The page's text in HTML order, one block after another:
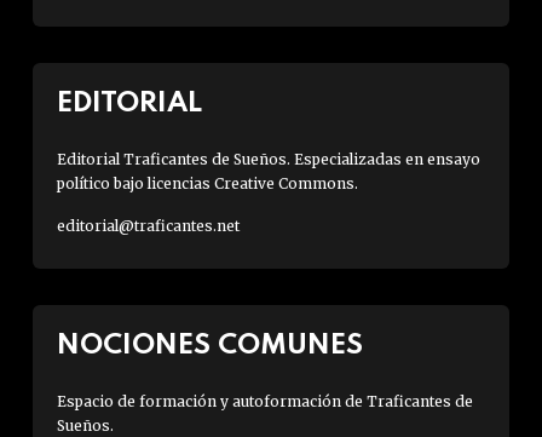
EDITORIAL
Editorial Traficantes de Sueños. Especializadas en ensayo
político bajo licencias Creative Commons.
editorial@traficantes.net
NOCIONES COMUNES
Espacio de formación y autoformación de Traficantes de
Sueños.